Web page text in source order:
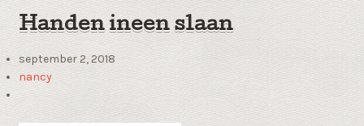
Handen ineen slaan
september 2, 2018
nancy